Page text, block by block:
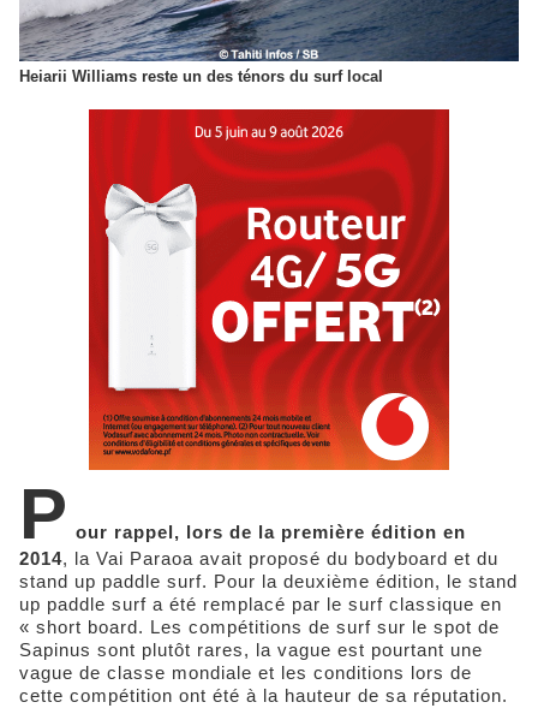
Heiarii Williams reste un des ténors du surf local
P our rappel, lors de la première édition en
2014, la Vai Paraoa avait proposé du bodyboard et du
stand up paddle surf. Pour la deuxième édition, le stand
up paddle surf a été remplacé par le surf classique en
« short board. Les compétitions de surf sur le spot de
Sapinus sont plutôt rares, la vague est pourtant une
vague de classe mondiale et les conditions lors de
cette compétition ont été à la hauteur de sa réputation.